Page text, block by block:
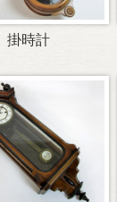
時計